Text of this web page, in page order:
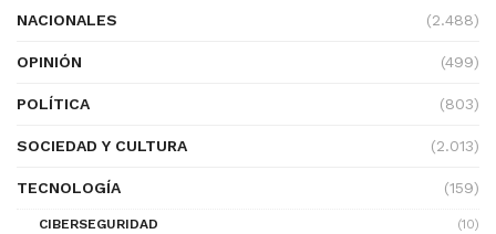
NACIONALES (2.488)
OPINIÓN (499)
POLÍTICA (803)
SOCIEDAD Y CULTURA (2.013)
TECNOLOGÍA (159)
CIBERSEGURIDAD
(10)